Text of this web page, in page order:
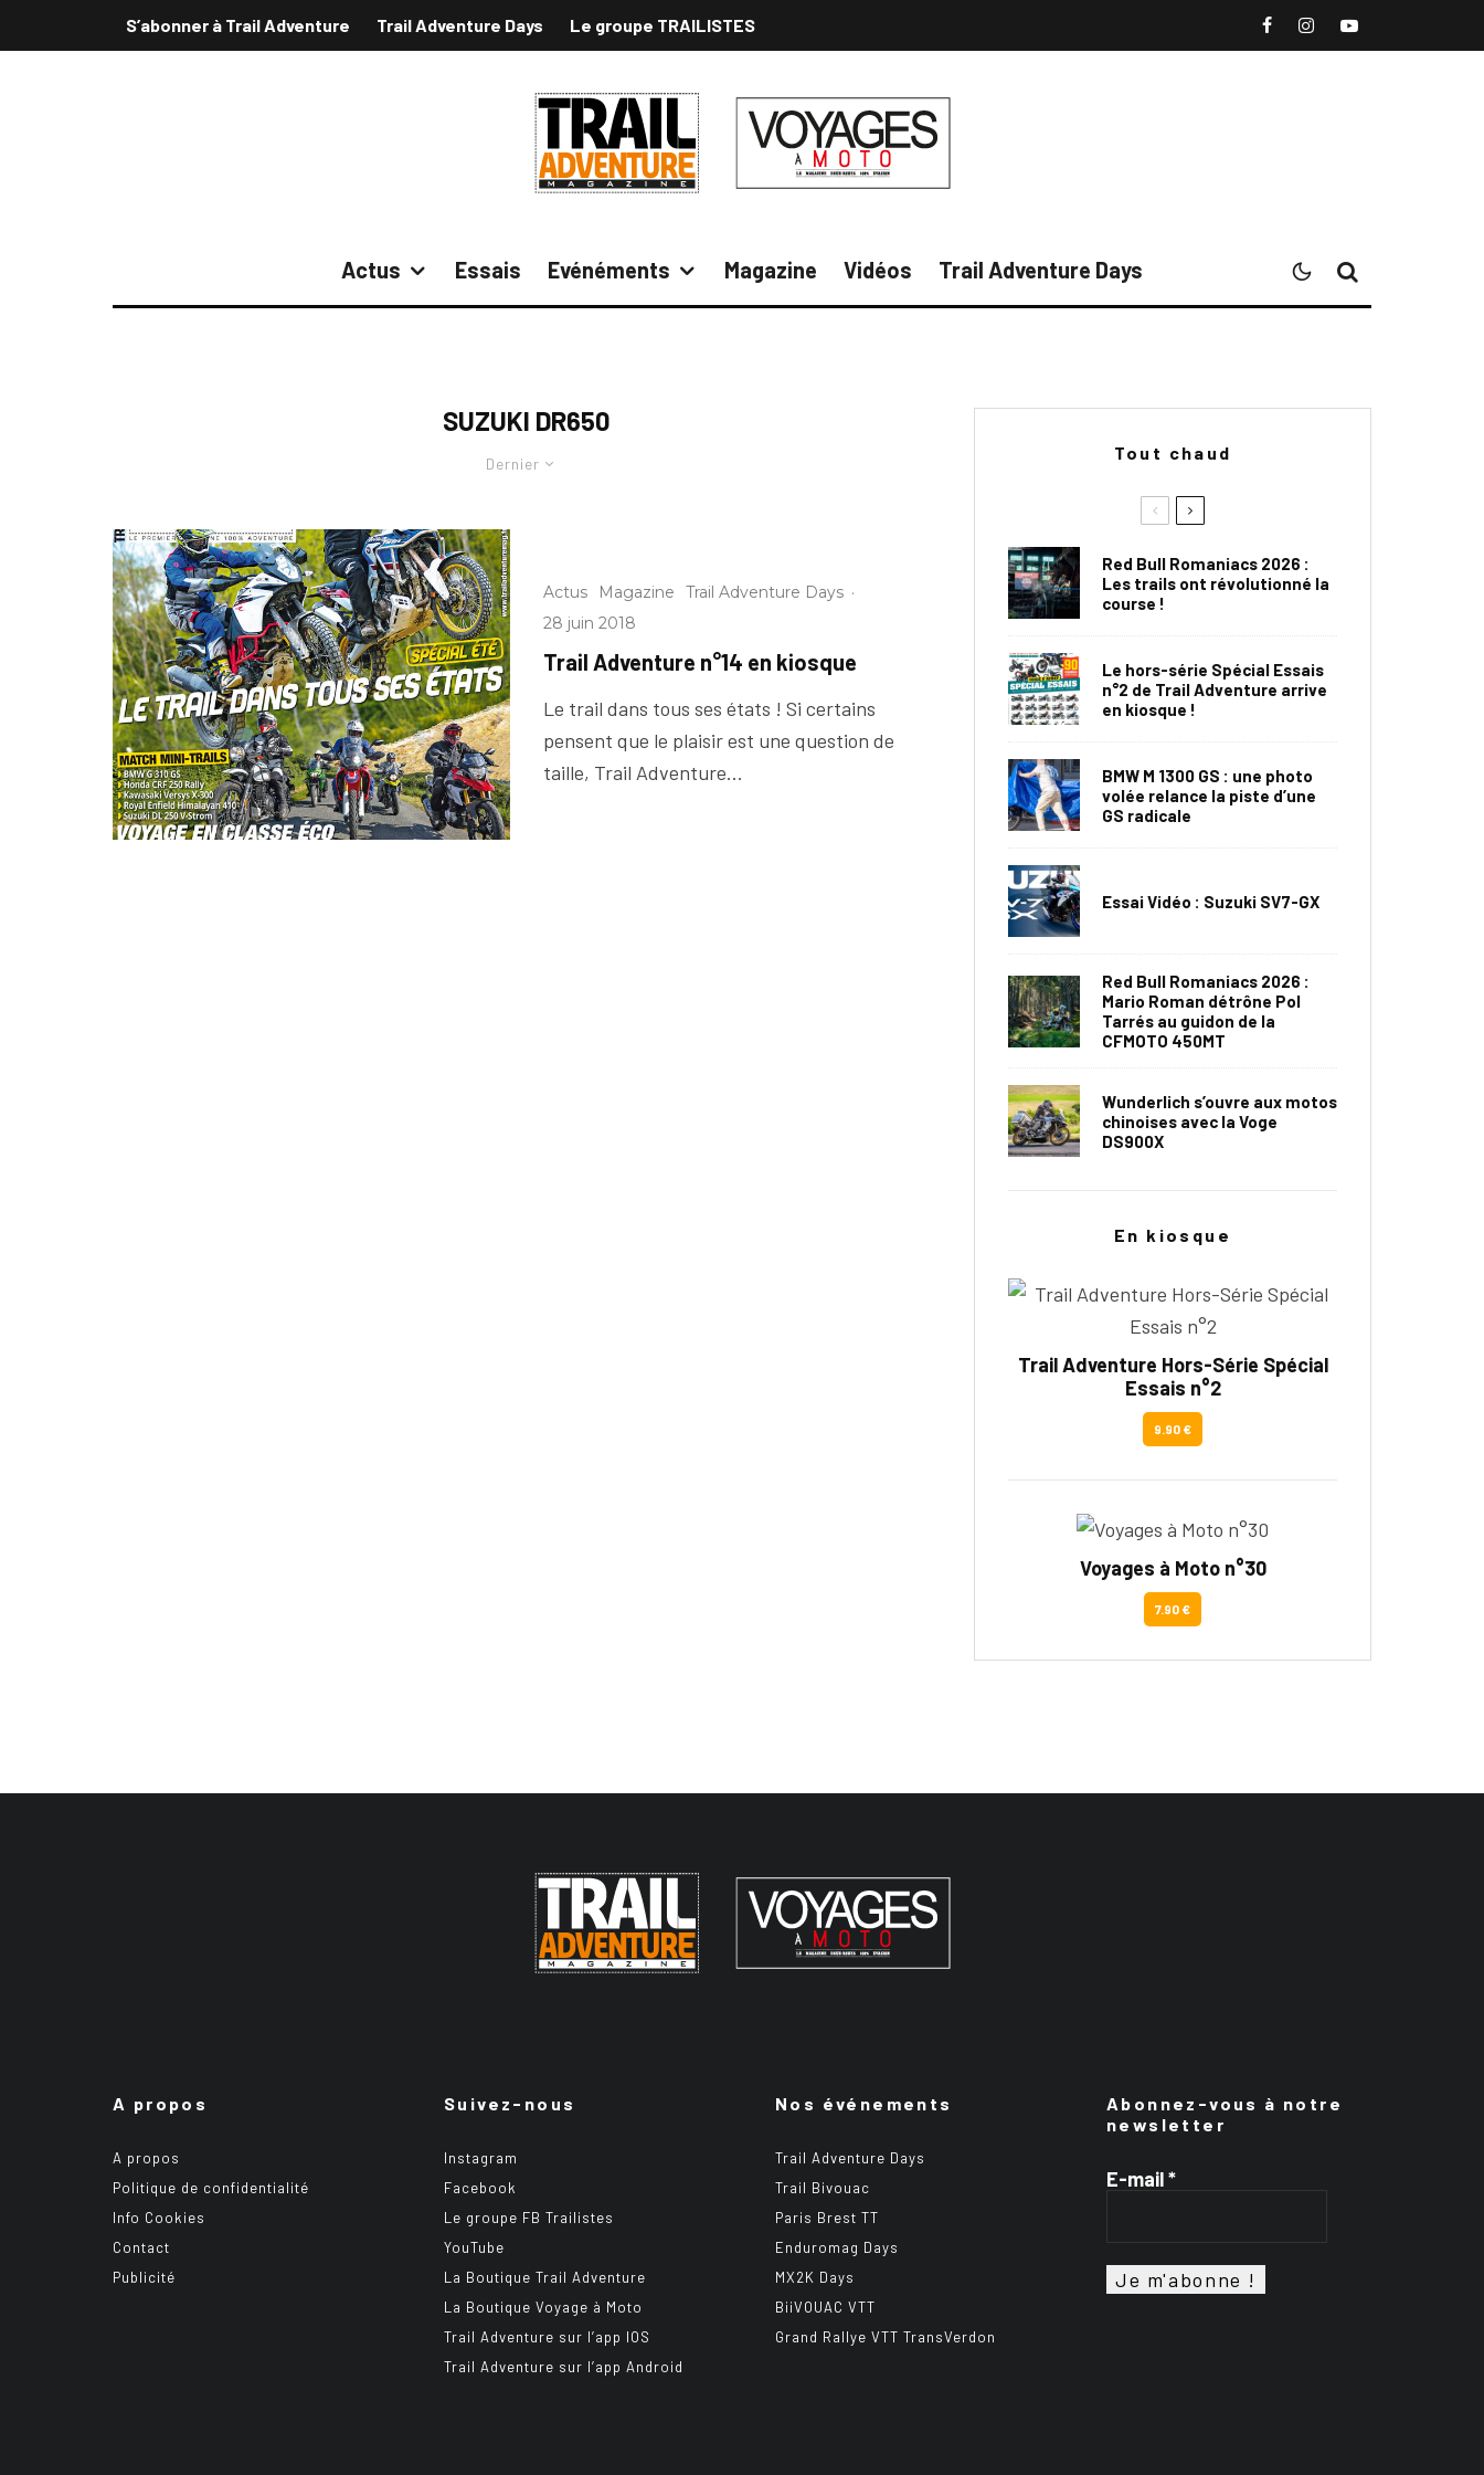
S’abonner à Trail Adventure Trail Adventure Days Le groupe TRAILISTES
Actus Essais Evénéments Magazine Vidéos Trail Adventure Days
SUZUKI DR650
Dernier
Actus Magazine Trail Adventure Days ·
28 juin 2018
Trail Adventure n°14 en kiosque
Le trail dans tous ses états ! Si certains
pensent que le plaisir est une question de
taille, Trail Adventure...
Tout chaud
Red Bull Romaniacs 2026 :
Les trails ont révolutionné la
course !
Le hors-série Spécial Essais
n°2 de Trail Adventure arrive
en kiosque !
BMW M 1300 GS : une photo
volée relance la piste d’une
GS radicale
Essai Vidéo : Suzuki SV7-GX
Red Bull Romaniacs 2026 :
Mario Roman détrône Pol
Tarrés au guidon de la
CFMOTO 450MT
Wunderlich s’ouvre aux motos
chinoises avec la Voge
DS900X
En kiosque
Trail Adventure Hors-Série Spécial
Essais n°2
9.90 €
Voyages à Moto n°30
7.90 €
A propos
A propos
Politique de confidentialité
Info Cookies
Contact
Publicité
Suivez-nous
Instagram
Facebook
Le groupe FB Trailistes
YouTube
La Boutique Trail Adventure
La Boutique Voyage à Moto
Trail Adventure sur l’app IOS
Trail Adventure sur l’app Android
Nos événements
Trail Adventure Days
Trail Bivouac
Paris Brest TT
Enduromag Days
MX2K Days
BiiVOUAC VTT
Grand Rallye VTT TransVerdon
Abonnez-vous à notre
newsletter
E-mail*